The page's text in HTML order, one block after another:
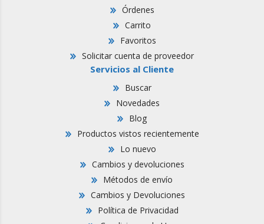
Órdenes
Carrito
Favoritos
Solicitar cuenta de proveedor
Servicios al Cliente
Buscar
Novedades
Blog
Productos vistos recientemente
Lo nuevo
Cambios y devoluciones
Métodos de envío
Cambios y Devoluciones
Política de Privacidad